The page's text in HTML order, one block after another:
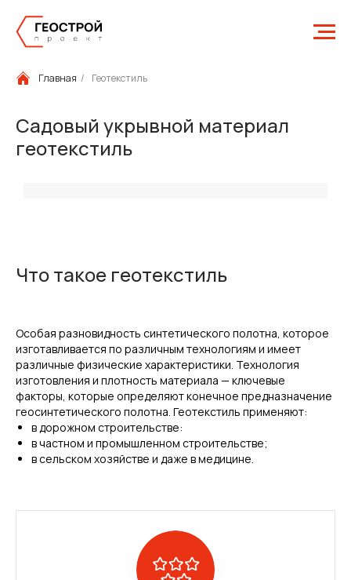
Главная / Геотекстиль
Садовый укрывной материал
геотекстиль
Что такое геотекстиль
Особая разновидность синтетического полотна, которое
изготавливается по различным технологиям и имеет
различные физические характеристики. Технология
изготовления и плотность материала — ключевые
факторы, которые определяют конечное предназначение
геосинтетического полотна. Геотекстиль применяют:
в дорожном строительстве:
в частном и промышленном строительстве;
в сельском хозяйстве и даже в медицине.